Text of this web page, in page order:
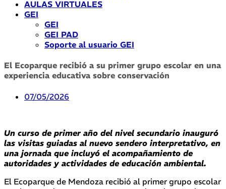
AULAS VIRTUALES
GEI
GEI
GEI PAD
Soporte al usuario GEI
El Ecoparque recibió a su primer grupo escolar en una
experiencia educativa sobre conservación
07/05/2026
Un curso de primer año del nivel secundario inauguró
las visitas guiadas al nuevo sendero interpretativo, en
una jornada que incluyó el acompañamiento de
autoridades y actividades de educación ambiental.
El Ecoparque de Mendoza recibió al primer grupo escolar